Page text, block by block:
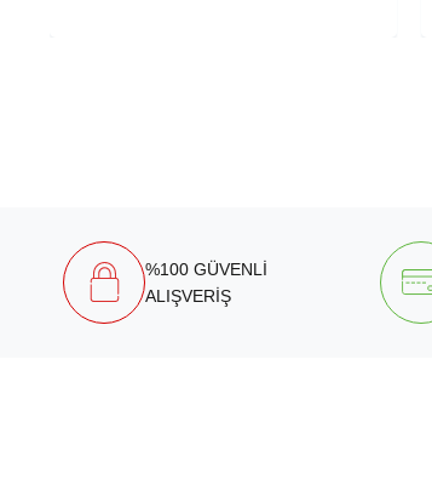
%100 GÜVENLİ
ALIŞVERİŞ